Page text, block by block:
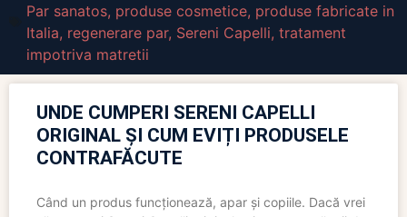
Par sanatos, produse cosmetice, produse fabricate in
Italia, regenerare par, Sereni Capelli, tratament
impotriva matretii
UNDE CUMPERI SERENI CAPELLI
ORIGINAL ȘI CUM EVIȚI PRODUSELE
CONTRAFĂCUTE
Când un produs funcționează, apar și copiile. Dacă vrei